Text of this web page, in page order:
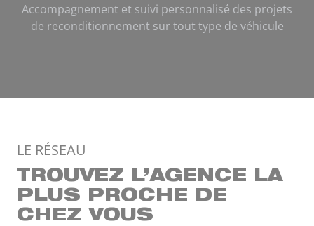
Accompagnement et suivi personnalisé des projets
de reconditionnement sur tout type de véhicule
TROUVEZ L’AGENCE LA
PLUS PROCHE DE
CHEZ VOUS